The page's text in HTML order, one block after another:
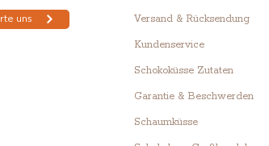
Versand & Rücksendung
Kundenservice
Schokoküsse Zutaten
Garantie & Beschwerden
Schaumküsse